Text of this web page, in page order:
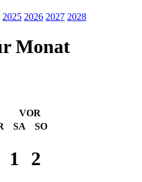
2025 2026 2027 2028
Monat
VOR
SA SO
1 2